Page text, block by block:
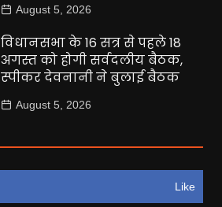
August 5, 2026
विधानसभा के 16 सत्र से पहले 18
अगस्त को होगी सर्वदलीय बैठक,
स्पीकर देवनानी ने बुलाई बैठक
August 5, 2026
Like